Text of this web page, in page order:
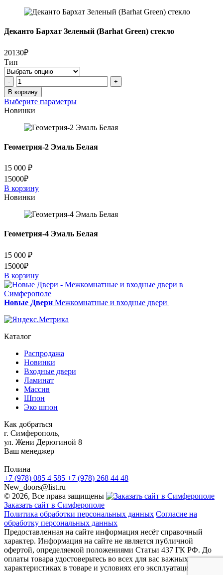
Деканто Бархат Зеленый (Barhat Green) стекло
20130₽
Тип
Количество
товара
Деканто
Бархат
Зеленый
(Barhat
Green)
стекло
-
+
В корзину
Выберите параметры
Новинки
Геометрия-2 Эмаль Белая
15 000 ₽
15000₽
В корзину
Новинки
Геометрия-4 Эмаль Белая
15 000 ₽
15000₽
В корзину
Новые Двери Межкомнатные и входные двери
Каталог
Распродажа
Новинки
Входные двери
Ламинат
Массив
Шпон
Эко шпон
Как добраться
г. Симферополь,
ул. Жени Дерюгиной 8
Ваш менеджер
Полина
+7 (978) 085 4 585 +7 (978) 268 44 48
New_doors@list.ru
© 2026, Все права защищены
Заказать сайт в Симферополе
Политика обработки персональных данных Согласие на
обработку персональных данных
Предоставленная на сайте информация несёт справочный
характер. Информация на сайте не является публичной
офертой, определяемой положениями Статьи 437 ГК РФ. До
оплаты товара удостоверьтесь во всех для вас важных
характеристиках в товаре и условиях его эксплуатации.